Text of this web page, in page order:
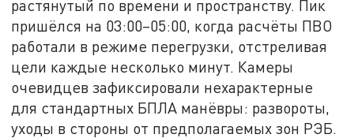
растянутый по времени и пространству. Пик
пришёлся на 03:00–05:00, когда расчёты ПВО
работали в режиме перегрузки, отстреливая
цели каждые несколько минут. Камеры
очевидцев зафиксировали нехарактерные
для стандартных БПЛА манёвры: развороты,
уходы в стороны от предполагаемых зон РЭБ.